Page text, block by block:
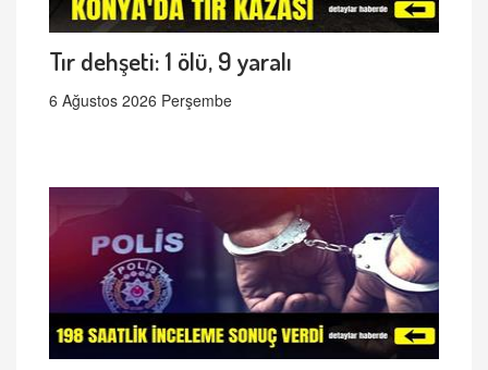
Tır dehşeti: 1 ölü, 9 yaralı
6 Ağustos 2026 Perşembe